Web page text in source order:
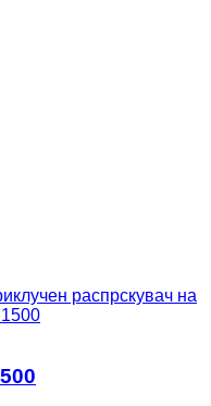
распрскувач на